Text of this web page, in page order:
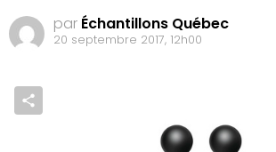
par Échantillons Québec
20 septembre 2017, 12h00